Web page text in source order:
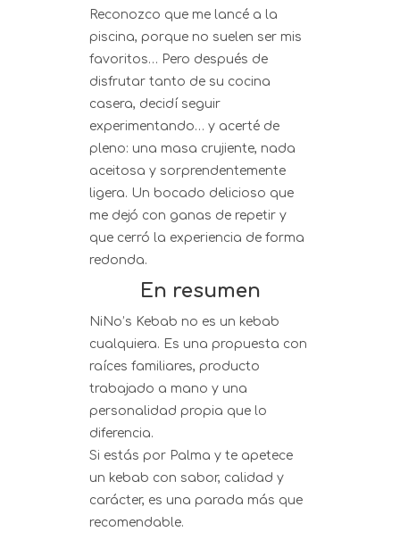
Reconozco que me lancé a la
piscina, porque no suelen ser mis
favoritos… Pero después de
disfrutar tanto de su cocina
casera, decidí seguir
experimentando… y acerté de
pleno: una masa crujiente, nada
aceitosa y sorprendentemente
ligera. Un bocado delicioso que
me dejó con ganas de repetir y
que cerró la experiencia de forma
redonda.
En resumen
NiNo’s Kebab no es un kebab
cualquiera. Es una propuesta con
raíces familiares, producto
trabajado a mano y una
personalidad propia que lo
diferencia.
Si estás por Palma y te apetece
un kebab con sabor, calidad y
carácter, es una parada más que
recomendable.